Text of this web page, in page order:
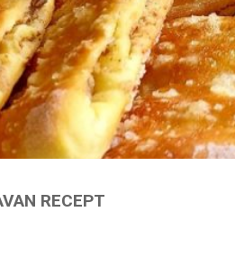
RECEPT